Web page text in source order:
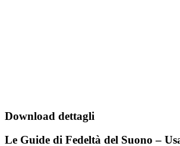
Download dettagli
Le Guide di Fedeltà del Suono –